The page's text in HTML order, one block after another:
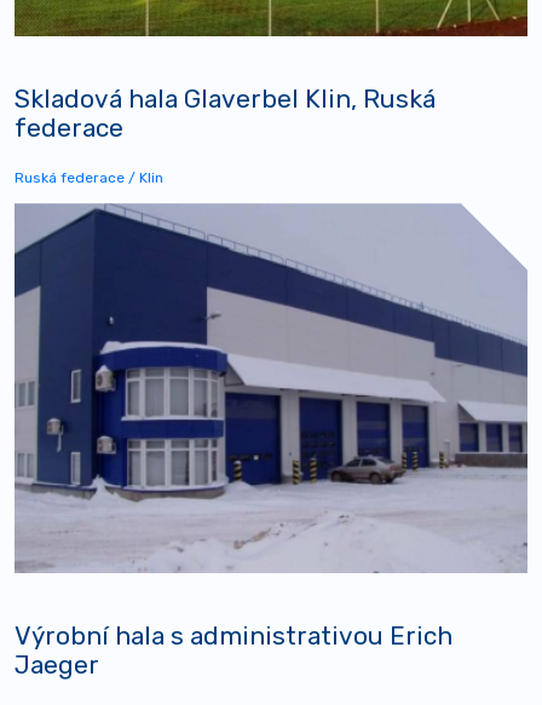
Skladová hala Glaverbel Klin, Ruská
federace
Ruská federace / Klin
Výrobní hala s administrativou Erich
Jaeger